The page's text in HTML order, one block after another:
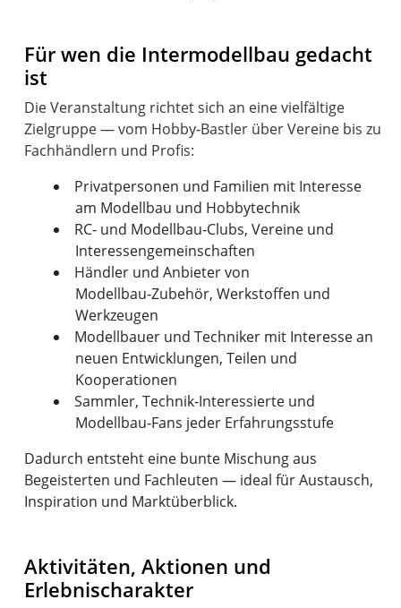
Für wen die Intermodellbau gedacht
ist
Die Veranstaltung richtet sich an eine vielfältige
Zielgruppe — vom Hobby‑Bastler über Vereine bis zu
Privatpersonen und Familien mit Interesse
am Modellbau und Hobbytechnik
RC‑ und Modellbau‑Clubs, Vereine und
Interessengemeinschaften
Händler und Anbieter von
Modellbau‑Zubehör, Werkstoffen und
Werkzeugen
Modellbauer und Techniker mit Interesse an
neuen Entwicklungen, Teilen und
Kooperationen
Sammler, Technik‑Interessierte und
Modellbau‑Fans jeder Erfahrungsstufe
Dadurch entsteht eine bunte Mischung aus
Begeisterten und Fachleuten — ideal für Austausch,
Inspiration und Marktüberblick.
Aktivitäten, Aktionen und
Erlebnischarakter